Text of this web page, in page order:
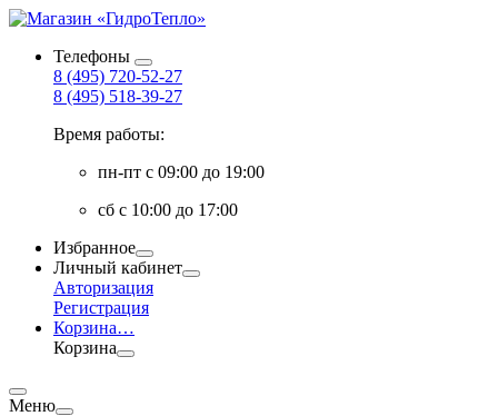
Телефоны
8 (495) 720-52-27
8 (495) 518-39-27
Время работы:
пн-пт с 09:00 до 19:00
сб с 10:00 до 17:00
Избранное
Личный кабинет
Авторизация
Регистрация
Корзина…
Корзина
Меню